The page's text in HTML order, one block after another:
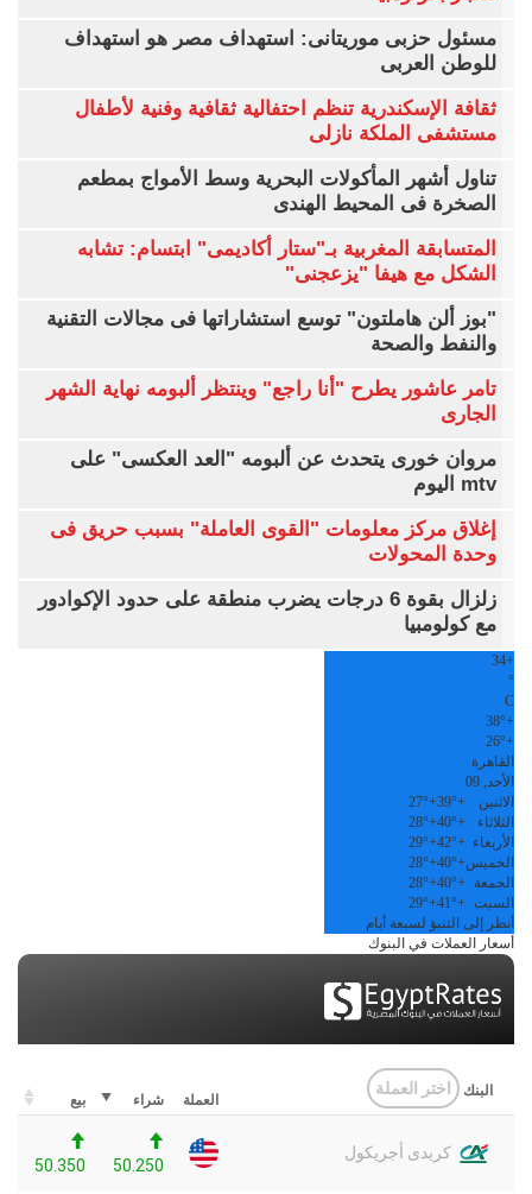
مسئول حزبى موريتانى: استهداف مصر هو استهداف
للوطن العربى
ثقافة الإسكندرية تنظم احتفالية ثقافية وفنية لأطفال
مستشفى الملكة نازلى
تناول أشهر المأكولات البحرية وسط الأمواج بمطعم
الصخرة فى المحيط الهندى
المتسابقة المغربية بـ"ستار أكاديمى" ابتسام: تشابه
الشكل مع هيفا "يزعجنى"
"بوز ألن هاملتون" توسع استشاراتها فى مجالات التقنية
والنفط والصحة
تامر عاشور يطرح "أنا راجع" وينتظر ألبومه نهاية الشهر
الجارى
مروان خورى يتحدث عن ألبومه "العد العكسى" على
mtv اليوم
إغلاق مركز معلومات "القوى العاملة" بسبب حريق فى
وحدة المحولات
زلزال بقوة 6 درجات يضرب منطقة على حدود الإكوادور
مع كولومبيا
+
34
°
C
+
38°
+
26°
القاهرة
الأحد, 09
الاثنين
+
39°
+
27°
الثلاثاء
+
40°
+
28°
الأربعاء +
42°
+
29°
الخميس+
40°
+
28°
الجمعة
+
40°
+
28°
السبت +
41°
+
29°
أنظر إلى التنبؤ لسبعة أيام
أسعار العملات في البنوك